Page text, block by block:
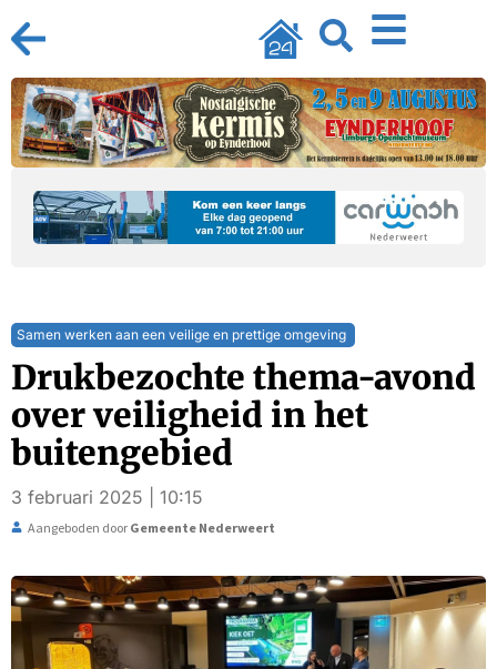
Samen werken aan een veilige en prettige omgeving
Drukbezochte thema-avond
over veiligheid in het
buitengebied
3 februari 2025 | 10:15
Aangeboden door Gemeente Nederweert